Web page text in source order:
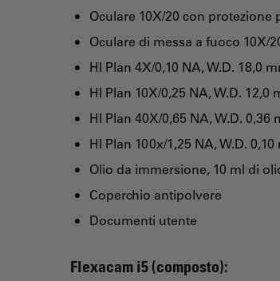
Oculare 10X/20 con protezione
Oculare di messa a fuoco 10X/
HI Plan 4X/0,10 NA, W.D. 18,0
HI Plan 10X/0,25 NA, W.D. 12,0
HI Plan 40X/0,65 NA, W.D. 0,36
HI Plan 100x/1,25 NA, W.D. 0,10
Olio da immersione, 10 ml di
Coperchio antipolvere
Documenti utente
Flexacam i5 (composto):